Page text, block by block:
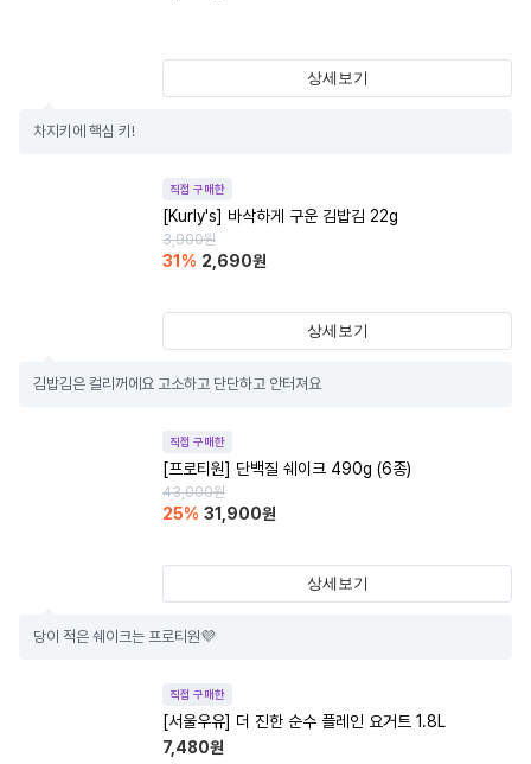
상세보기
차지키에 핵심 키!
직접 구매한
[Kurly's] 바삭하게 구운 김밥김 22g
3,900원
31 % 2,690원
상세보기
김밥김은 컬리꺼에요 고소하고 단단하고 안터져요
직접 구매한
[프로티원] 단백질 쉐이크 490g (6종)
43,000원
25% 31,900원
상세보기
당이 적은 쉐이크는 프로티원💜
직접 구매한
[서울우유] 더 진한 순수 플레인 요거트 1.8L
7,480원